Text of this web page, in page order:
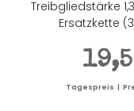
Treibgliedstärke
Ersatzkette
Tagespreis |